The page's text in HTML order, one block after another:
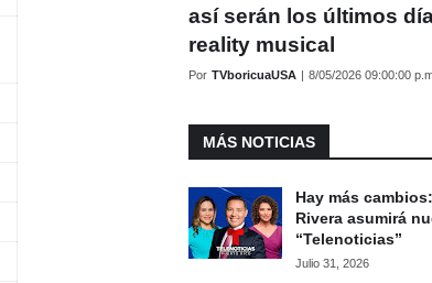
así serán los últimos
reality musical
Por TVboricuaUSA | 8/05/2026 09:00:00
MÁS NOTICIAS
Hay más
Rivera asumirá
“Telenoticias”
Julio 31, 2026